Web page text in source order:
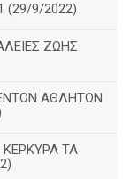
(29/9/2022)
ΖΩΗΣ
ΑΘΛΗΤΩΝ
ΤΑ